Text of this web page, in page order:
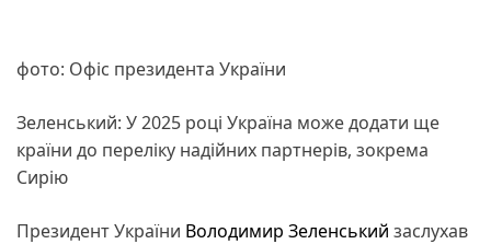
фото: Офіс президента України
Зеленський: У 2025 році Україна може додати ще
країни до переліку надійних партнерів, зокрема
Сирію
Президент України Володимир Зеленський заслухав